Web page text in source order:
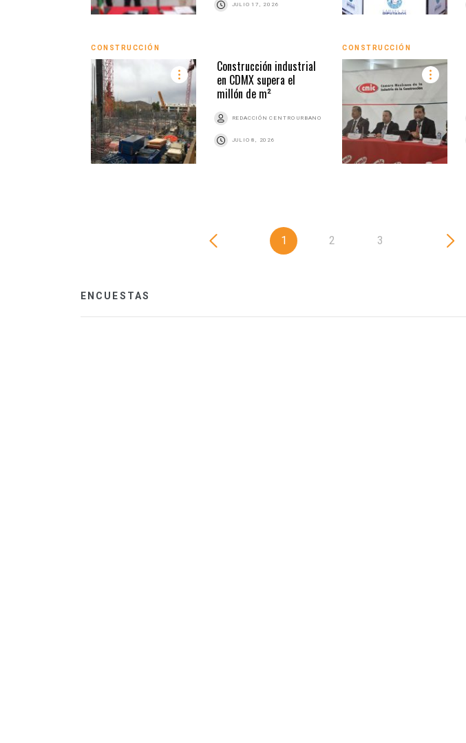
JULIO 17, 2026
CONSTRUCCIÓN
Construcción industrial
en CDMX supera el
millón de m²
REDACCIÓN CENTRO URBANO
JULIO 8, 2026
CONSTRUCCIÓN
1 2 3
ENCUESTAS